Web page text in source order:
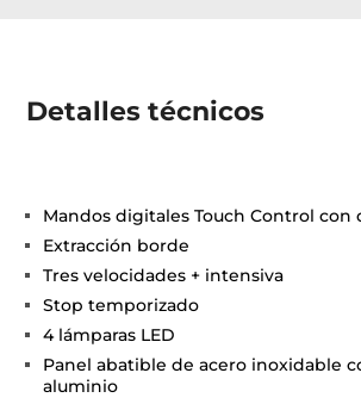
Detalles técnicos
Mandos digitales Touch Control con
Extracción borde
Tres velocidades + intensiva
Stop temporizado
4 lámparas LED
Panel abatible de acero inoxidable
aluminio